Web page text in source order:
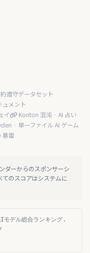
遵守データセット
ュメント
イ
Konton 混沌 · AI 占い
· 単一ファイル AI ゲーム
暴雷
ダーからのスポンサーシ
のスコアはシステムに
デル総合ランキング.